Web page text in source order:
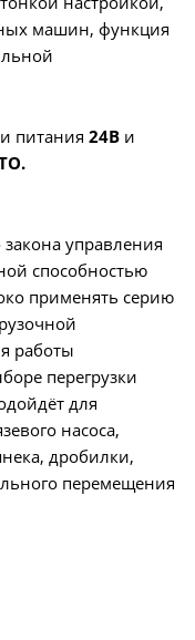
машин, функция
питания 24В и
управления
способностью
применять серию
работы
перегрузки
для
насоса,
дробилки,
перемещения